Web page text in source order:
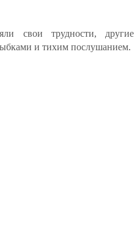
свои трудности, другие
и тихим послушанием.